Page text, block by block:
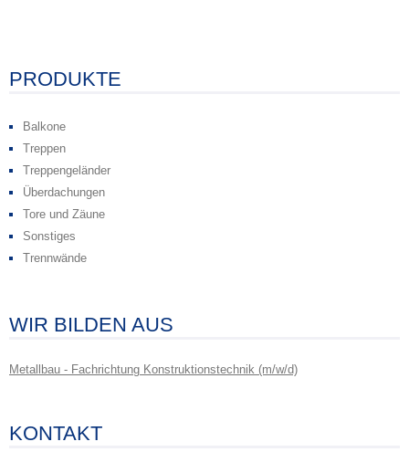
PRODUKTE
Balkone
Treppen
Treppengeländer
Überdachungen
Tore und Zäune
Sonstiges
Trennwände
WIR BILDEN AUS
Metallbau - Fachrichtung Konstruktionstechnik (m/w/d)
KONTAKT